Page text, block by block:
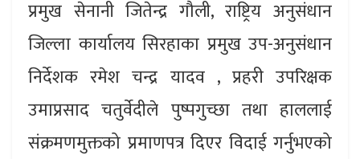
प्रमुख सेनानी जितेन्द्र गौली, राष्ट्रिय अनुसंधान
जिल्ला कार्यालय सिरहाका प्रमुख उप-अनुसंधान
निर्देशक रमेश चन्द्र यादव , प्रहरी उपरिक्षक
उमाप्रसाद चतुर्वेदीले पुष्पगुच्छा तथा हाललाई
संक्रमणमुक्तको प्रमाणपत्र दिएर विदाई गर्नुभएको